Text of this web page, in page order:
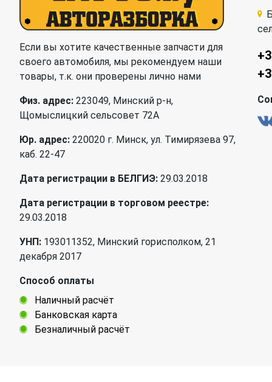
Если вы хотите качественные запчасти для
своего автомобиля, мы рекомендуем наши
товары, т.к. они проверены лично нами
Физ. адрес: 223049, Минский р-н,
Щомыслицкий сельсовет 72А
Юр. адрес: 220020 г. Минск, ул. Тимирязева 97,
каб. 22-47
Дата регистрации в БЕЛГИЭ: 29.03.2018
Дата регистрации в торговом реестре:
29.03.2018
УНП: 193011352, Минский горисполком, 21
декабря 2017
Способ оплаты
Наличный расчёт
Банковская карта
Безналичный расчёт